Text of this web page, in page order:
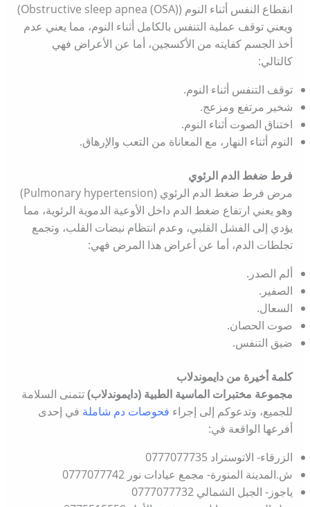
انقطاع النفس أثناء النوم (Obstructive sleep apnea (OSA))
ويعني توقف عملية التنفس بالكامل أثناء النوم، مما يعني عدم
أخذ الجسم كفايته من الأكسجين، أما عن الأعراض فهي
كالتالي:
توقف التنفس أثناء النوم.
شخير مرتفع ومزعج.
اختناق الصوت أثناء النوم.
النوم أثناء النهار، مع المعاناة من التعب والإرهاق.
فرط ضغط الدم الرئوي
مرض فرط ضغط الدم الرئوي (Pulmonary hypertension)
وهو يعني ارتفاع ضغط الدم داخل الأوعية الدموية الرئوية، مما
يؤدي إلى الفشل القلبي، وعدم انتظام نبضات القلب، وتجمع
تجلطات الدم، أما عن أعراض هذا المرض فهي:
ألم الصدر.
الصفير.
السعال.
صوت الحصان.
ضيق التنفس.
كلمة أخيرة من دايموندلاب
مجموعة مختبرات الماسية الطبية (دايموندلاب)تتمنى السلامة
للجميع، وتدعوكم إلى إجراء فحوصات دم شاملة في إحدى
أفرعها الواقعة في:
الزرقاء- الاتوستراد 0777077735
ش.المدينة المنورة- مجمع عيادات نور 0777077742
ياجوز- الجبل الشمالي 0777077732